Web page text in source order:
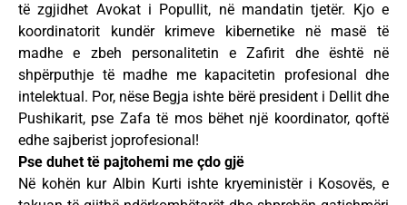
të zgjidhet Avokat i Popullit, në mandatin tjetër. Kjo e
koordinatorit kundër krimeve kibernetike në masë të
madhe e zbeh personalitetin e Zafirit dhe është në
shpërputhje të madhe me kapacitetin profesional dhe
intelektual. Por, nëse Begja ishte bërë president i Dellit dhe
Pushikarit, pse Zafa të mos bëhet një koordinator, qoftë
edhe sajberist joprofesional!
Pse duhet të pajtohemi me çdo gjë
Në kohën kur Albin Kurti ishte kryeministër i Kosovës, e